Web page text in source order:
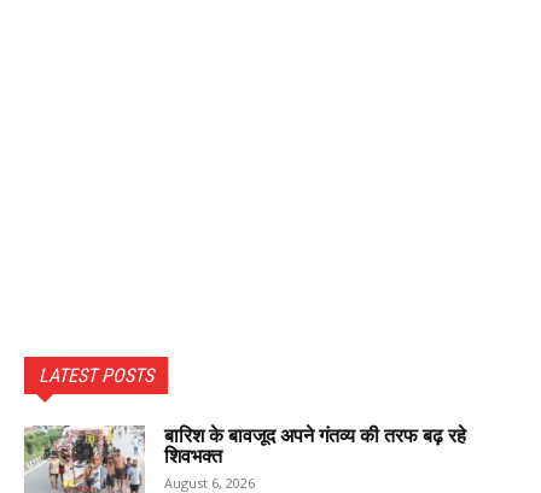
LATEST POSTS
बारिश के बावजूद अपने गंतव्य की तरफ बढ़ रहे
शिवभक्त
August 6, 2026